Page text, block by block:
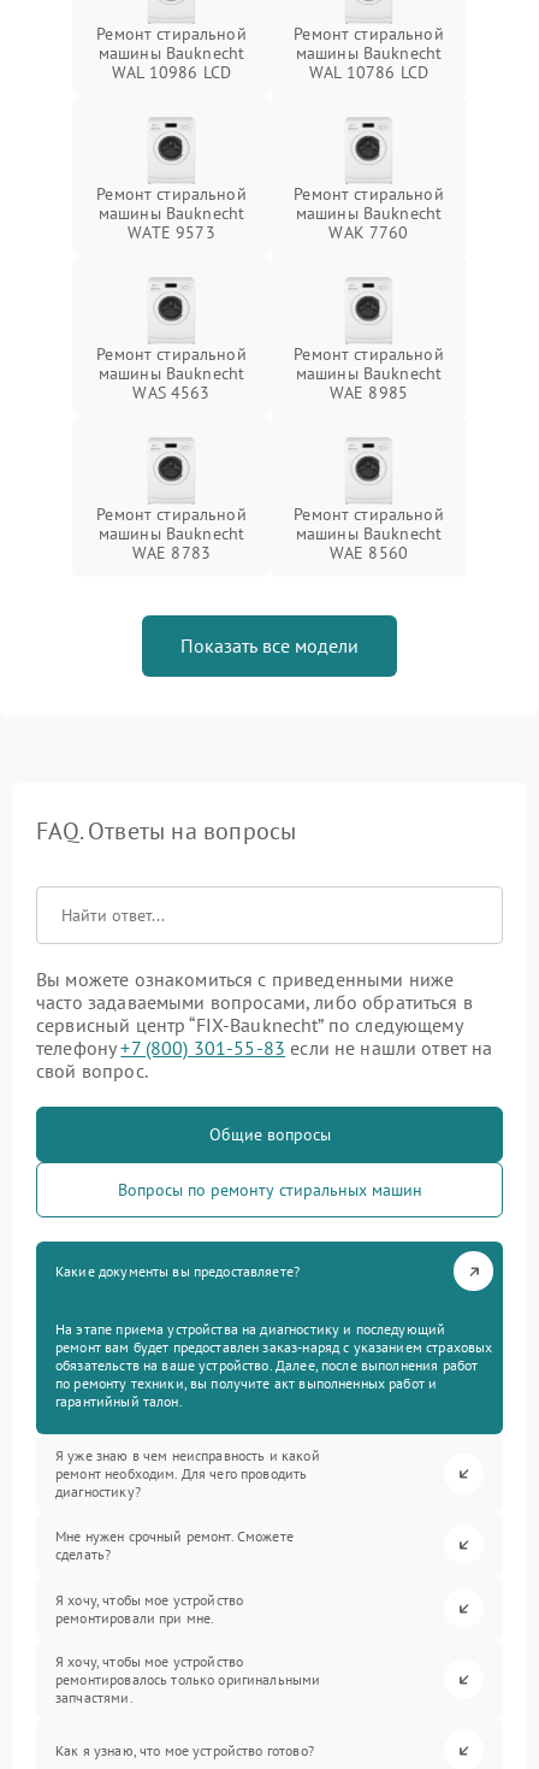
Ремонт стиральной
машины Bauknecht
WAL 10986 LCD
Ремонт стиральной
машины Bauknecht
WAL 10786 LCD
Ремонт стиральной
машины Bauknecht
WATE 9573
Ремонт стиральной
машины Bauknecht
WAK 7760
Ремонт стиральной
машины Bauknecht
WAS 4563
Ремонт стиральной
машины Bauknecht
WAE 8985
Ремонт стиральной
машины Bauknecht
WAE 8783
Ремонт стиральной
машины Bauknecht
WAE 8560
Показать все модели
FAQ. Ответы на вопросы
Вы можете ознакомиться с приведенными ниже
часто задаваемыми вопросами, либо обратиться в
сервисный центр “FIX-Bauknecht” по следующему
телефону+7 (800) 301-55-83 если не нашли ответ на
свой вопрос.
Общие вопросы
Вопросы по ремонту стиральных машин
Какие документы вы предоставляете?
На этапе приема устройства на диагностику и последующий
ремонт вам будет предоставлен заказ-наряд с указанием страховых
обязательств на ваше устройство. Далее, после выполнения работ
по ремонту техники, вы получите акт выполненных работ и
гарантийный талон.
Я уже знаю в чем неисправность и какой
ремонт необходим. Для чего проводить
диагностику?
Мне нужен срочный ремонт. Сможете
сделать?
Я хочу, чтобы мое устройство
ремонтировали при мне.
Я хочу, чтобы мое устройство
ремонтировалось только оригинальными
запчастями.
Как я узнаю, что мое устройство готово?